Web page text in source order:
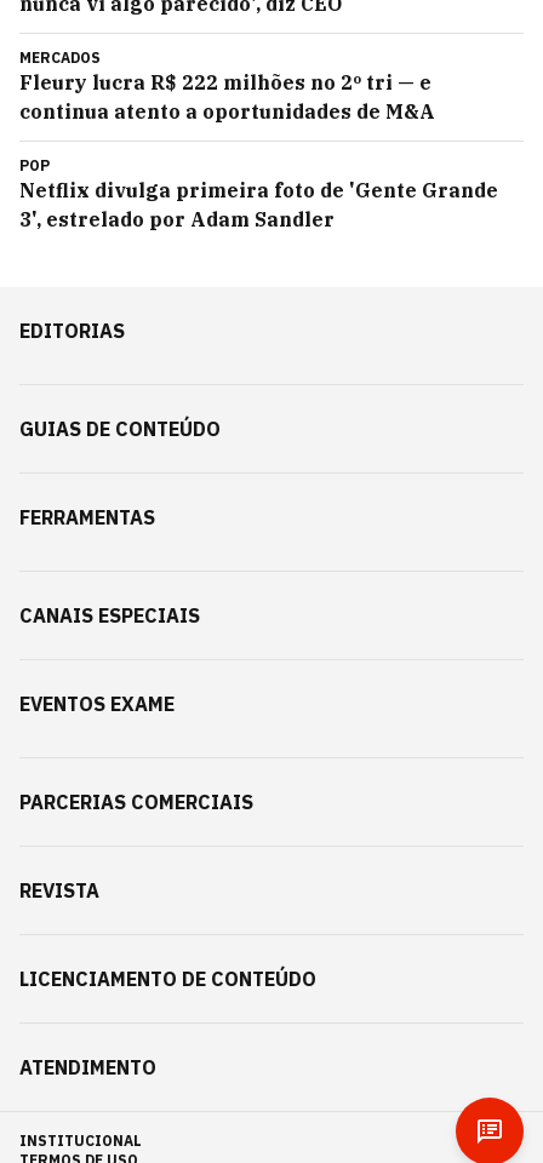
MERCADOS
Fleury lucra R$ 222 milhões no 2º tri — e
continua atento a oportunidades de M&A
POP
Netflix divulga primeira foto de 'Gente Grande
3', estrelado por Adam Sandler
EDITORIAS
GUIAS DE CONTEÚDO
FERRAMENTAS
CANAIS ESPECIAIS
EVENTOS EXAME
PARCERIAS COMERCIAIS
REVISTA
LICENCIAMENTO DE CONTEÚDO
ATENDIMENTO
INSTITUCIONAL